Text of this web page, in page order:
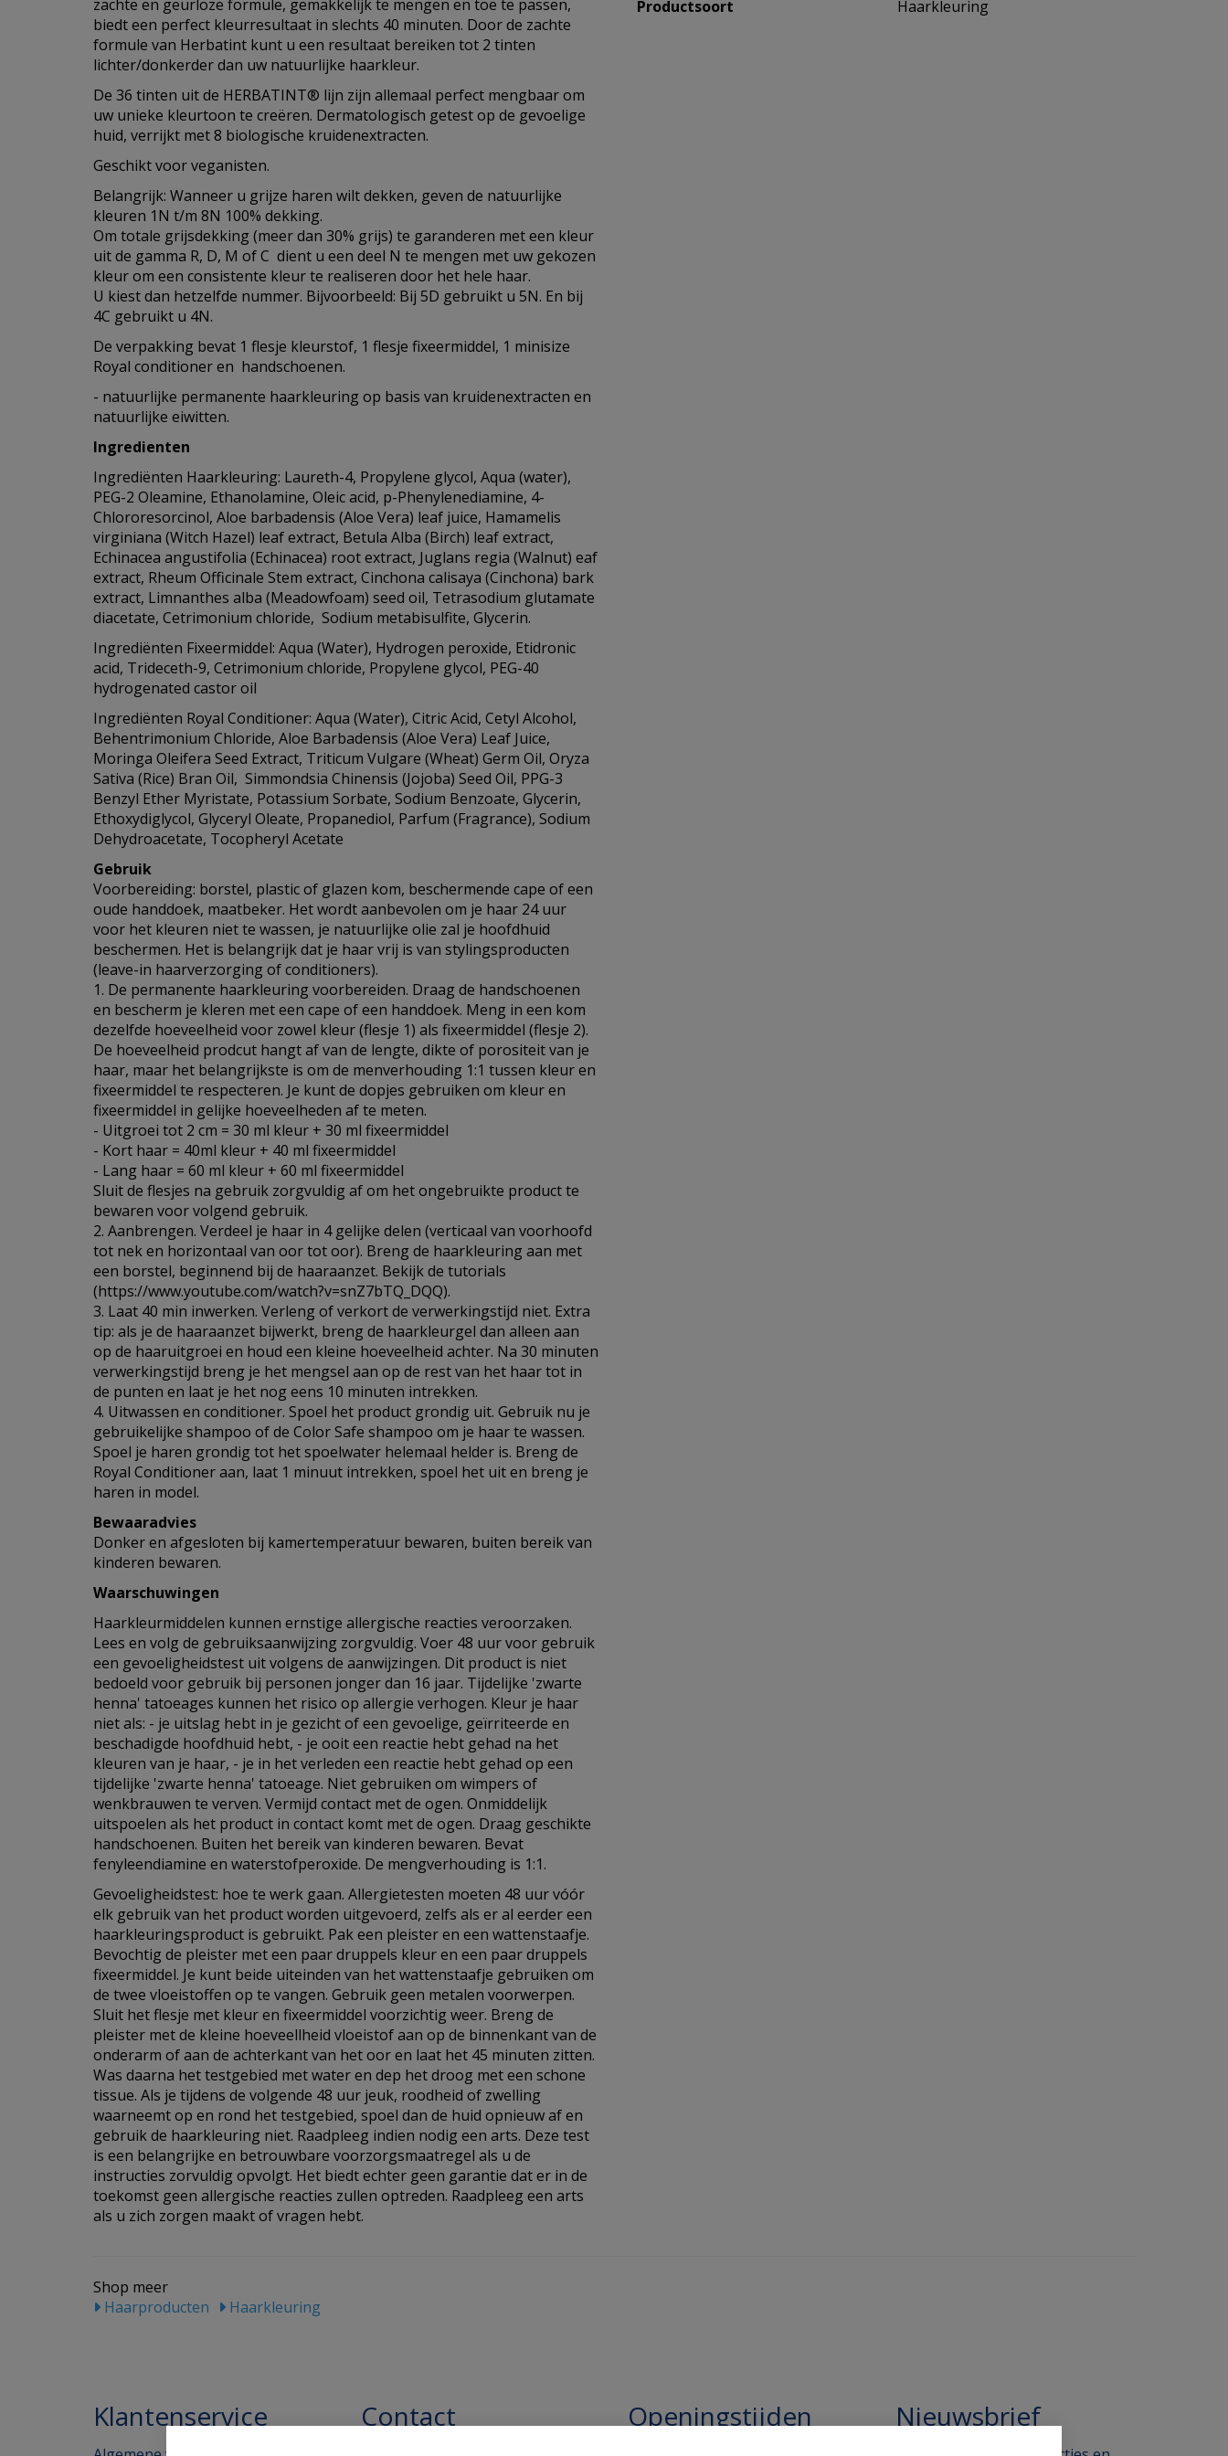
zachte en geurloze formule, gemakkelijk te mengen en toe te passen,
biedt een perfect kleurresultaat in slechts 40 minuten. Door de zachte
formule van Herbatint kunt u een resultaat bereiken tot 2 tinten
lichter/donkerder dan uw natuurlijke haarkleur.
De 36 tinten uit de HERBATINT® lijn zijn allemaal perfect mengbaar om
uw unieke kleurtoon te creëren. Dermatologisch getest op de gevoelige
huid, verrijkt met 8 biologische kruidenextracten.
Geschikt voor veganisten.
Belangrijk: Wanneer u grijze haren wilt dekken, geven de natuurlijke
kleuren 1N t/m 8N 100% dekking.
Om totale grijsdekking (meer dan 30% grijs) te garanderen met een kleur
uit de gamma R, D, M of C dient u een deel N te mengen met uw gekozen
kleur om een consistente kleur te realiseren door het hele haar.
U kiest dan hetzelfde nummer. Bijvoorbeeld: Bij 5D gebruikt u 5N. En bij
4C gebruikt u 4N.
De verpakking bevat 1 flesje kleurstof, 1 flesje fixeermiddel, 1 minisize
Royal conditioner en handschoenen.
- natuurlijke permanente haarkleuring op basis van kruidenextracten en
natuurlijke eiwitten.
Ingredienten
Ingrediënten Haarkleuring: Laureth-4, Propylene glycol, Aqua (water),
PEG-2 Oleamine, Ethanolamine, Oleic acid, p-Phenylenediamine, 4-
Chlororesorcinol, Aloe barbadensis (Aloe Vera) leaf juice, Hamamelis
virginiana (Witch Hazel) leaf extract, Betula Alba (Birch) leaf extract,
Echinacea angustifolia (Echinacea) root extract, Juglans regia (Walnut) eaf
extract, Rheum Officinale Stem extract, Cinchona calisaya (Cinchona) bark
extract, Limnanthes alba (Meadowfoam) seed oil, Tetrasodium glutamate
diacetate, Cetrimonium chloride, Sodium metabisulfite, Glycerin.
Ingrediënten Fixeermiddel: Aqua (Water), Hydrogen peroxide, Etidronic
acid, Trideceth-9, Cetrimonium chloride, Propylene glycol, PEG-40
hydrogenated castor oil
Ingrediënten Royal Conditioner: Aqua (Water), Citric Acid, Cetyl Alcohol,
Behentrimonium Chloride, Aloe Barbadensis (Aloe Vera) Leaf Juice,
Moringa Oleifera Seed Extract, Triticum Vulgare (Wheat) Germ Oil, Oryza
Sativa (Rice) Bran Oil, Simmondsia Chinensis (Jojoba) Seed Oil, PPG-3
Benzyl Ether Myristate, Potassium Sorbate, Sodium Benzoate, Glycerin,
Ethoxydiglycol, Glyceryl Oleate, Propanediol, Parfum (Fragrance), Sodium
Dehydroacetate, Tocopheryl Acetate
Gebruik
Voorbereiding: borstel, plastic of glazen kom, beschermende cape of een
oude handdoek, maatbeker. Het wordt aanbevolen om je haar 24 uur
voor het kleuren niet te wassen, je natuurlijke olie zal je hoofdhuid
beschermen. Het is belangrijk dat je haar vrij is van stylingsproducten
(leave-in haarverzorging of conditioners).
1. De permanente haarkleuring voorbereiden. Draag de handschoenen
en bescherm je kleren met een cape of een handdoek. Meng in een kom
dezelfde hoeveelheid voor zowel kleur (flesje 1) als fixeermiddel (flesje 2).
De hoeveelheid prodcut hangt af van de lengte, dikte of porositeit van je
haar, maar het belangrijkste is om de menverhouding 1:1 tussen kleur en
fixeermiddel te respecteren. Je kunt de dopjes gebruiken om kleur en
fixeermiddel in gelijke hoeveelheden af te meten.
- Uitgroei tot 2 cm = 30 ml kleur + 30 ml fixeermiddel
- Kort haar = 40ml kleur + 40 ml fixeermiddel
- Lang haar = 60 ml kleur + 60 ml fixeermiddel
Sluit de flesjes na gebruik zorgvuldig af om het ongebruikte product te
bewaren voor volgend gebruik.
2. Aanbrengen. Verdeel je haar in 4 gelijke delen (verticaal van voorhoofd
tot nek en horizontaal van oor tot oor). Breng de haarkleuring aan met
een borstel, beginnend bij de haaraanzet. Bekijk de tutorials
(https://www.youtube.com/watch?v=snZ7bTQ_DQQ).
3. Laat 40 min inwerken. Verleng of verkort de verwerkingstijd niet. Extra
tip: als je de haaraanzet bijwerkt, breng de haarkleurgel dan alleen aan
op de haaruitgroei en houd een kleine hoeveelheid achter. Na 30 minuten
verwerkingstijd breng je het mengsel aan op de rest van het haar tot in
de punten en laat je het nog eens 10 minuten intrekken.
4. Uitwassen en conditioner. Spoel het product grondig uit. Gebruik nu je
gebruikelijke shampoo of de Color Safe shampoo om je haar te wassen.
Spoel je haren grondig tot het spoelwater helemaal helder is. Breng de
Royal Conditioner aan, laat 1 minuut intrekken, spoel het uit en breng je
haren in model.
Bewaaradvies
Donker en afgesloten bij kamertemperatuur bewaren, buiten bereik van
kinderen bewaren.
Waarschuwingen
Haarkleurmiddelen kunnen ernstige allergische reacties veroorzaken.
Lees en volg de gebruiksaanwijzing zorgvuldig. Voer 48 uur voor gebruik
een gevoeligheidstest uit volgens de aanwijzingen. Dit product is niet
bedoeld voor gebruik bij personen jonger dan 16 jaar. Tijdelijke 'zwarte
henna' tatoeages kunnen het risico op allergie verhogen. Kleur je haar
niet als: - je uitslag hebt in je gezicht of een gevoelige, geïrriteerde en
beschadigde hoofdhuid hebt, - je ooit een reactie hebt gehad na het
kleuren van je haar, - je in het verleden een reactie hebt gehad op een
tijdelijke 'zwarte henna' tatoeage. Niet gebruiken om wimpers of
wenkbrauwen te verven. Vermijd contact met de ogen. Onmiddelijk
uitspoelen als het product in contact komt met de ogen. Draag geschikte
handschoenen. Buiten het bereik van kinderen bewaren. Bevat
fenyleendiamine en waterstofperoxide. De mengverhouding is 1:1.
Gevoeligheidstest: hoe te werk gaan. Allergietesten moeten 48 uur vóór
elk gebruik van het product worden uitgevoerd, zelfs als er al eerder een
haarkleuringsproduct is gebruikt. Pak een pleister en een wattenstaafje.
Bevochtig de pleister met een paar druppels kleur en een paar druppels
fixeermiddel. Je kunt beide uiteinden van het wattenstaafje gebruiken om
de twee vloeistoffen op te vangen. Gebruik geen metalen voorwerpen.
Sluit het flesje met kleur en fixeermiddel voorzichtig weer. Breng de
pleister met de kleine hoeveellheid vloeistof aan op de binnenkant van de
onderarm of aan de achterkant van het oor en laat het 45 minuten zitten.
Was daarna het testgebied met water en dep het droog met een schone
tissue. Als je tijdens de volgende 48 uur jeuk, roodheid of zwelling
waarneemt op en rond het testgebied, spoel dan de huid opnieuw af en
gebruik de haarkleuring niet. Raadpleeg indien nodig een arts. Deze test
is een belangrijke en betrouwbare voorzorgsmaatregel als u de
instructies zorvuldig opvolgt. Het biedt echter geen garantie dat er in de
toekomst geen allergische reacties zullen optreden. Raadpleeg een arts
als u zich zorgen maakt of vragen hebt.
Productsoort
Haarkleuring
Shop meer
Haarproducten
Haarkleuring
Klantenservice Contact Openingstijden Nieuwsbrief